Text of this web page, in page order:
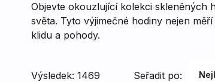
Objevte okouzlující kolekci skleněných
světa. Tyto výjimečné hodiny nejen
klidu a pohody.
Výsledek: 1469 Seřadit po: